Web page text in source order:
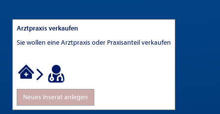
Arztpraxis verkaufen
Sie wollen eine Arztpraxis oder Praxisanteil verkaufen
Neues Inserat anlegen